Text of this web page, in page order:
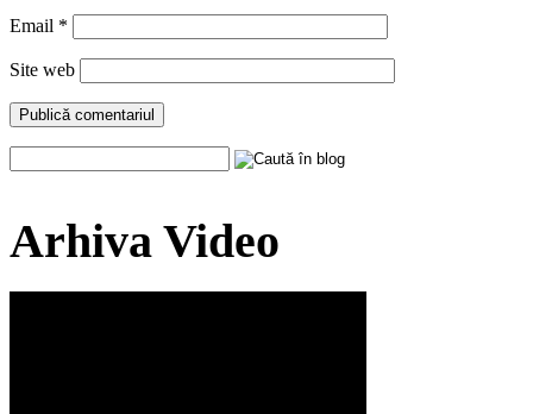
Email *
Site web
Arhiva Video